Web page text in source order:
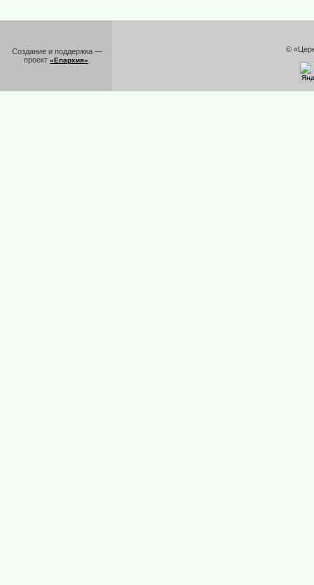
Создание и поддержка —
проект «Епархия»
©